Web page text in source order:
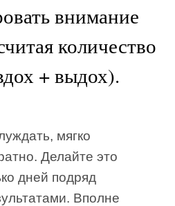
внимание
количество
+ выдох).
мягко
Делайте это
дней подряд
Вполне